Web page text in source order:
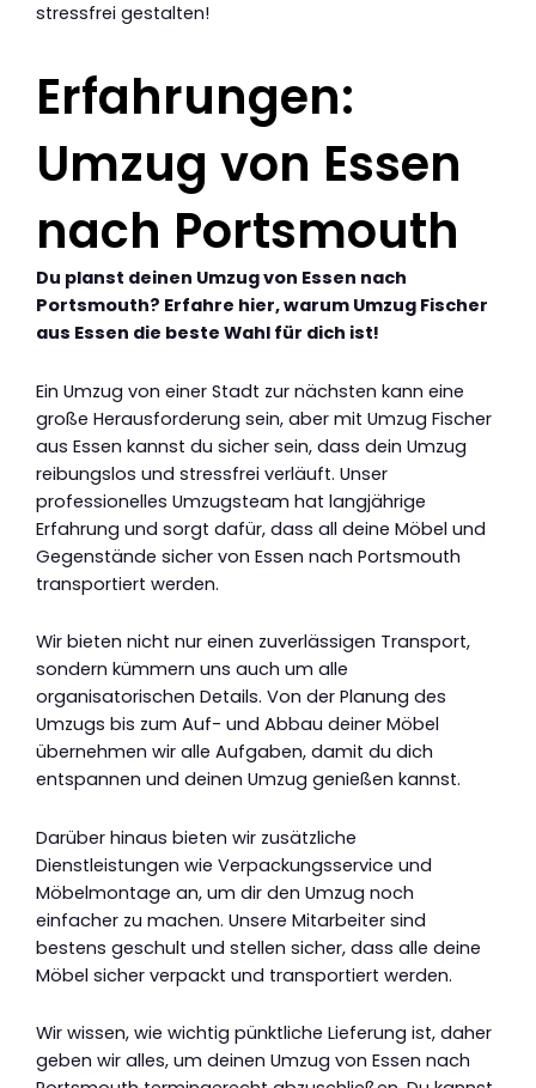
stressfrei gestalten!
Erfahrungen:
Umzug von Essen
nach Portsmouth
Du planst deinen Umzug von Essen nach
Portsmouth? Erfahre hier, warum Umzug Fischer
aus Essen die beste Wahl für dich ist!
Ein Umzug von einer Stadt zur nächsten kann eine
große Herausforderung sein, aber mit Umzug Fischer
aus Essen kannst du sicher sein, dass dein Umzug
reibungslos und stressfrei verläuft. Unser
professionelles Umzugsteam hat langjährige
Erfahrung und sorgt dafür, dass all deine Möbel und
Gegenstände sicher von Essen nach Portsmouth
transportiert werden.
Wir bieten nicht nur einen zuverlässigen Transport,
sondern kümmern uns auch um alle
organisatorischen Details. Von der Planung des
Umzugs bis zum Auf- und Abbau deiner Möbel
übernehmen wir alle Aufgaben, damit du dich
entspannen und deinen Umzug genießen kannst.
Darüber hinaus bieten wir zusätzliche
Dienstleistungen wie Verpackungsservice und
Möbelmontage an, um dir den Umzug noch
einfacher zu machen. Unsere Mitarbeiter sind
bestens geschult und stellen sicher, dass alle deine
Möbel sicher verpackt und transportiert werden.
Wir wissen, wie wichtig pünktliche Lieferung ist, daher
geben wir alles, um deinen Umzug von Essen nach